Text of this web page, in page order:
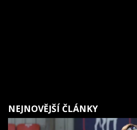
NEJNOVĚJŠÍ ČLÁNKY